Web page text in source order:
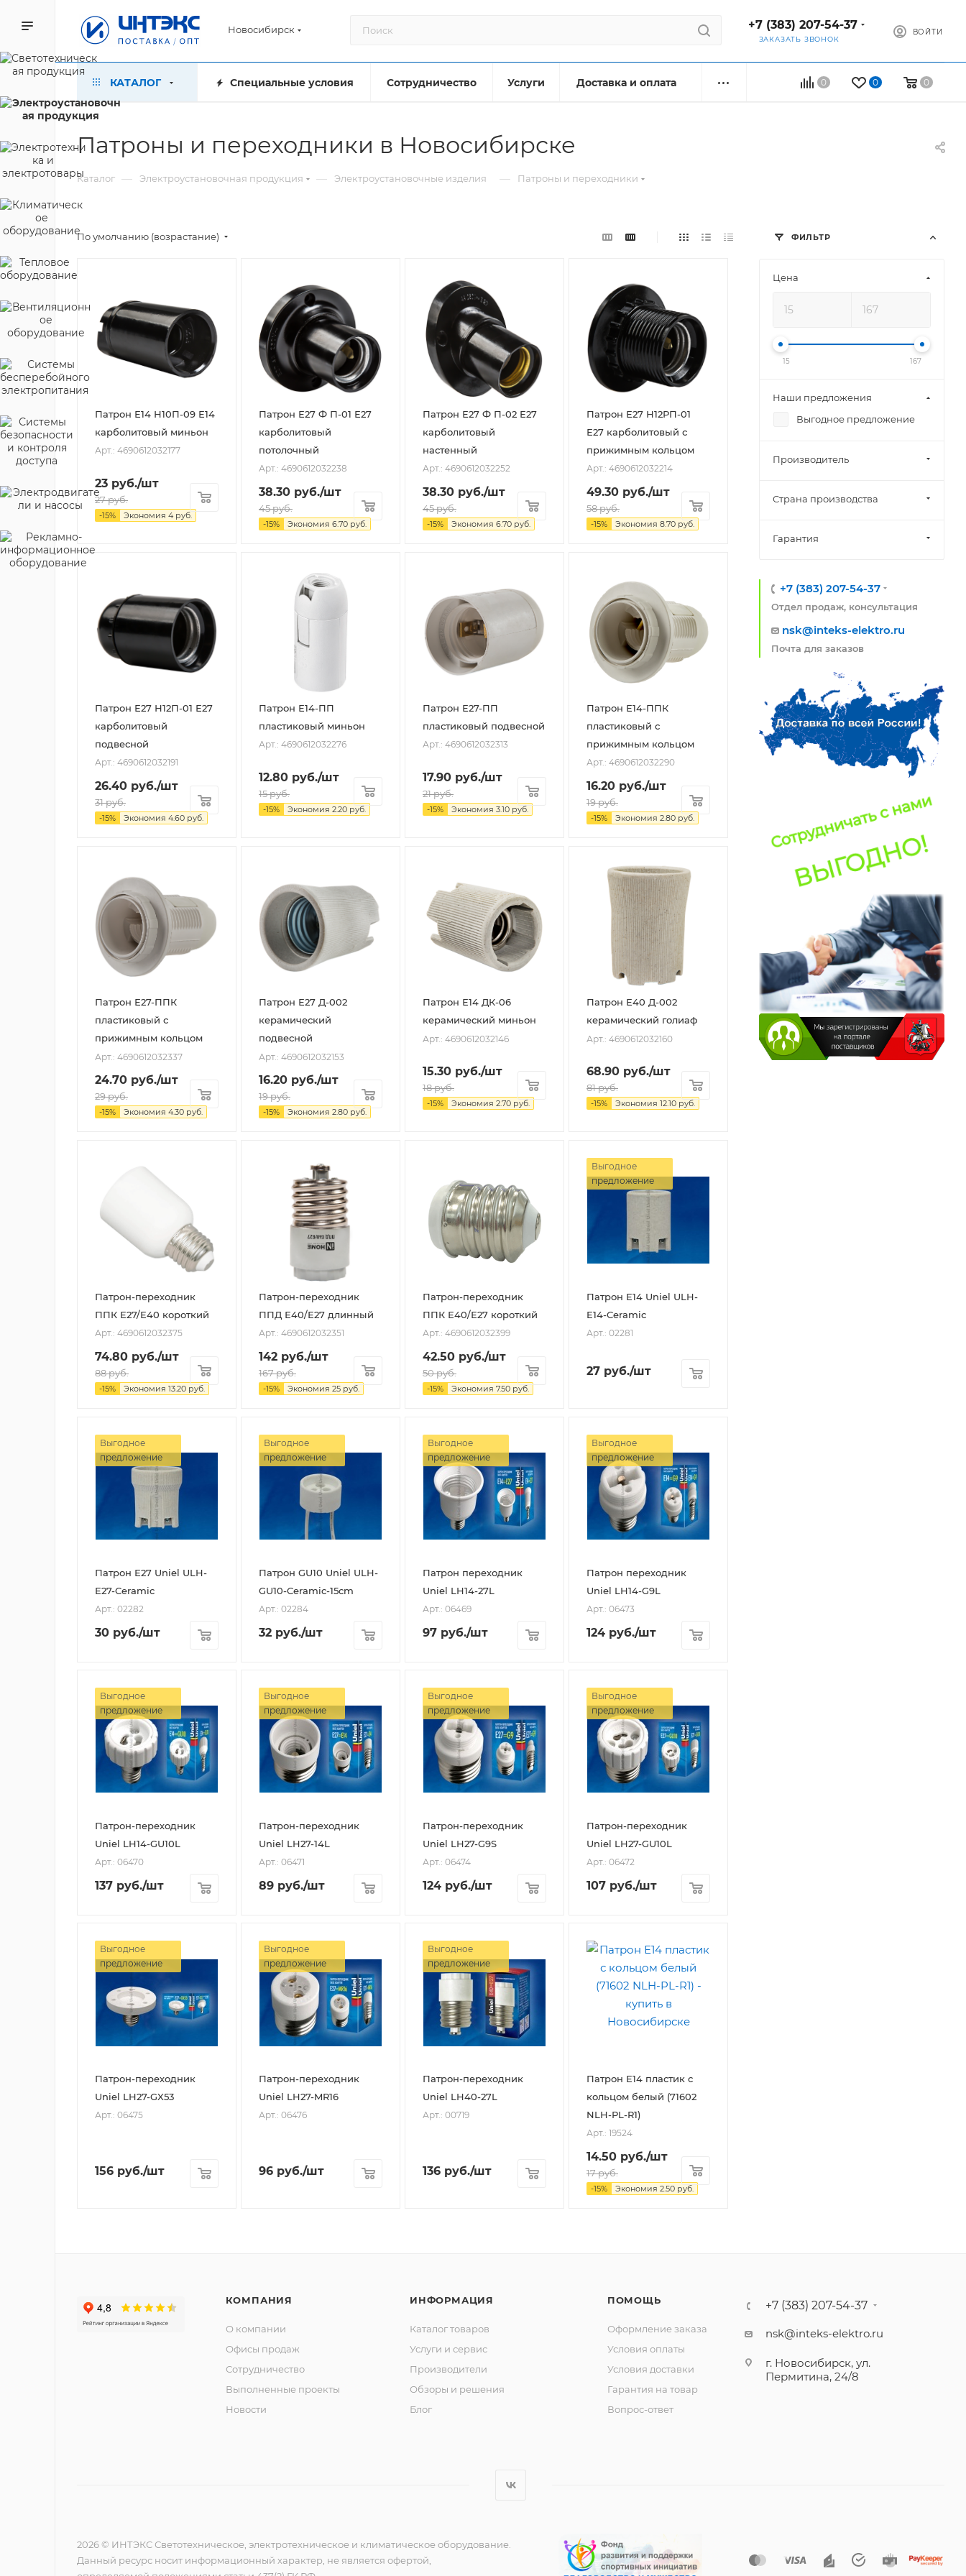
Новосибирск +7 (383) 207-54-37
ЗАКАЗАТЬ ЗВОНОК
ВОЙТИ
0 0 0
КАТАЛОГ Специальные условия Сотрудничество Услуги Доставка и оплата
Патроны и переходники в Новосибирске
Каталог — Электроустановочная продукция — Электроустановочные изделия — Патроны и переходники
По умолчанию (возрастание)
Патрон Е14 Н10П-09 Е14
карболитовый миньон
Арт.: 4690612032177
23 руб./шт
27руб.
-15% Экономия 4 руб.
Патрон Е27 Ф П-01 Е27
карболитовый
потолочный
Арт.: 4690612032238
38.30 руб./шт
45руб.
-15% Экономия 6.70 руб.
Патрон Е27 Ф П-02 Е27
карболитовый
настенный
Арт.: 4690612032252
38.30 руб./шт
45руб.
-15% Экономия 6.70 руб.
Патрон Е27 Н12РП-01
Е27 карболитовый с
прижимным кольцом
Арт.: 4690612032214
49.30 руб./шт
58руб.
-15% Экономия 8.70 руб.
Патрон Е27 Н12П-01 Е27
карболитовый
подвесной
Арт.: 4690612032191
26.40 руб./шт
31руб.
-15% Экономия 4.60 руб.
Патрон Е14-ПП
пластиковый миньон
Арт.: 4690612032276
12.80 руб./шт
15руб.
-15% Экономия 2.20 руб.
Патрон Е27-ПП
пластиковый подвесной
Арт.: 4690612032313
17.90 руб./шт
21руб.
-15% Экономия 3.10 руб.
Патрон Е14-ППК
пластиковый с
прижимным кольцом
Арт.: 4690612032290
16.20 руб./шт
19руб.
-15% Экономия 2.80 руб.
Патрон Е27-ППК
пластиковый с
прижимным кольцом
Арт.: 4690612032337
24.70 руб./шт
29руб.
-15% Экономия 4.30 руб.
Патрон Е27 Д-002
керамический
подвесной
Арт.: 4690612032153
16.20 руб./шт
19руб.
-15% Экономия 2.80 руб.
Патрон Е14 ДК-06
керамический миньон
Арт.: 4690612032146
15.30 руб./шт
18руб.
-15% Экономия 2.70 руб.
Патрон Е40 Д-002
керамический голиаф
Арт.: 4690612032160
68.90 руб./шт
81руб.
-15% Экономия 12.10 руб.
Патрон-переходник
ППК Е27/Е40 короткий
Арт.: 4690612032375
74.80 руб./шт
88руб.
-15% Экономия 13.20 руб.
Патрон-переходник
ППД Е40/Е27 длинный
Арт.: 4690612032351
142 руб./шт
167руб.
-15% Экономия 25 руб.
Патрон-переходник
ППК Е40/Е27 короткий
Арт.: 4690612032399
42.50 руб./шт
50руб.
-15% Экономия 7.50 руб.
Выгодное
предложение
Патрон Е14 Uniel ULH-
E14-Ceramic
Арт.: 02281
27 руб./шт
Выгодное
предложение
Патрон Е27 Uniel ULH-
E27-Ceramic
Арт.: 02282
30 руб./шт
Выгодное
предложение
Патрон GU10 Uniel ULH-
GU10-Ceramic-15cm
Арт.: 02284
32 руб./шт
Выгодное
предложение
Патрон переходник
Uniel LH14-27L
Арт.: 06469
97 руб./шт
Выгодное
предложение
Патрон переходник
Uniel LH14-G9L
Арт.: 06473
124 руб./шт
Выгодное
предложение
Патрон-переходник
Uniel LH14-GU10L
Арт.: 06470
137 руб./шт
Выгодное
предложение
Патрон-переходник
Uniel LH27-14L
Арт.: 06471
89 руб./шт
Выгодное
предложение
Патрон-переходник
Uniel LH27-G9S
Арт.: 06474
124 руб./шт
Выгодное
предложение
Патрон-переходник
Uniel LH27-GU10L
Арт.: 06472
107 руб./шт
Выгодное
предложение
Патрон-переходник
Uniel LH27-GX53
Арт.: 06475
156 руб./шт
Выгодное
предложение
Патрон-переходник
Uniel LH27-MR16
Арт.: 06476
96 руб./шт
Выгодное
предложение
Патрон-переходник
Uniel LH40-27L
Арт.: 00719
136 руб./шт
Патрон Е14 пластик с
кольцом белый (71602
NLH-PL-R1)
Арт.: 19524
14.50 руб./шт
17руб.
-15% Экономия 2.50 руб.
ФИЛЬТР
Цена
15 167
Наши предложения
Выгодное предложение
Производитель
Страна производства
Гарантия
+7 (383) 207-54-37
Отдел продаж, консультация
nsk@inteks-elektro.ru
Почта для заказов
КОМПАНИЯ
О компании
Офисы продаж
Сотрудничество
Выполненные проекты
Новости
ИНФОРМАЦИЯ
Каталог товаров
Услуги и сервис
Производители
Обзоры и решения
Блог
ПОМОЩЬ
Оформление заказа
Условия оплаты
Условия доставки
Гарантия на товар
Вопрос-ответ
+7 (383) 207-54-37
nsk@inteks-elektro.ru
г. Новосибирск, ул.
Пермитина, 24/8
2026 © ИНТЭКС Светотехническое, электротехническое и климатическое оборудование.
Данный ресурс носит информационный характер, не является офертой,